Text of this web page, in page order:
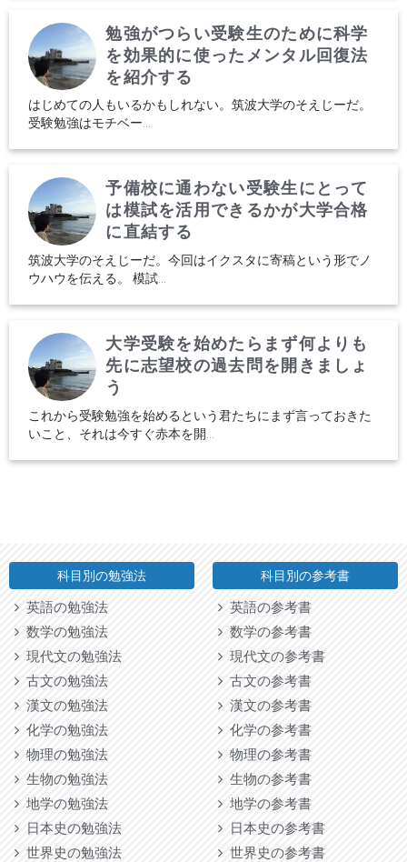
勉強がつらい受験生のために科学
を効果的に使ったメンタル回復法
を紹介する
はじめての人もいるかもしれない。筑波大学のそえじーだ。
受験勉強はモチベー...
予備校に通わない受験生にとって
は模試を活用できるかが大学合格
に直結する
筑波大学のそえじーだ。今回はイクスタに寄稿という形でノ
ウハウを伝える。 模試...
大学受験を始めたらまず何よりも
先に志望校の過去問を開きましょ
う
これから受験勉強を始めるという君たちにまず言っておきた
いこと、それは今すぐ赤本を開...
科目別の勉強法
英語の勉強法
数学の勉強法
現代文の勉強法
古文の勉強法
漢文の勉強法
化学の勉強法
物理の勉強法
生物の勉強法
地学の勉強法
日本史の勉強法
世界史の勉強法
科目別の参考書
英語の参考書
数学の参考書
現代文の参考書
古文の参考書
漢文の参考書
化学の参考書
物理の参考書
生物の参考書
地学の参考書
日本史の参考書
世界史の参考書